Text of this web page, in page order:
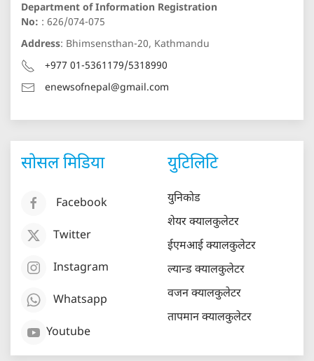
Department of Information Registration
No: : 626/074-075
Address: Bhimsensthan-20, Kathmandu
+977 01-5361179/5318990
enewsofnepal@gmail.com
सोसल मिडिया
Facebook
Twitter
Instagram
Whatsapp
Youtube
युटिलिटि
युनिकोड
शेयर क्यालकुलेटर
ईएमआई क्यालकुलेटर
ल्यान्ड क्यालकुलेटर
वजन क्यालकुलेटर
तापमान क्यालकुलेटर